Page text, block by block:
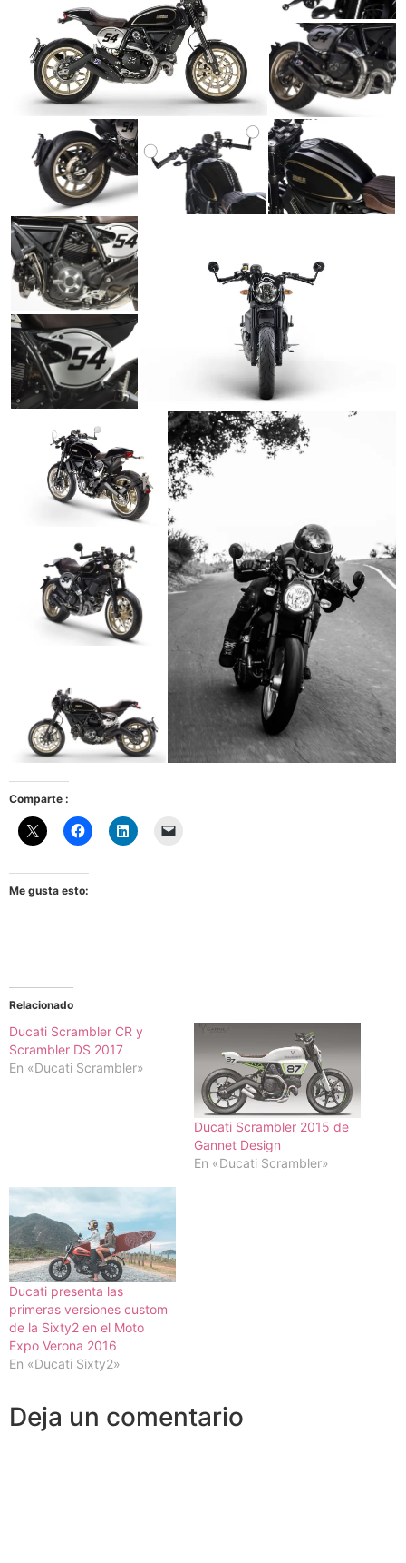
Comparte :
Me gusta esto:
Relacionado
Ducati Scrambler CR y
Scrambler DS 2017
En «Ducati Scrambler»
Ducati Scrambler 2015 de
Gannet Design
En «Ducati Scrambler»
Ducati presenta las
primeras versiones custom
de la Sixty2 en el Moto
Expo Verona 2016
En «Ducati Sixty2»
Deja un comentario